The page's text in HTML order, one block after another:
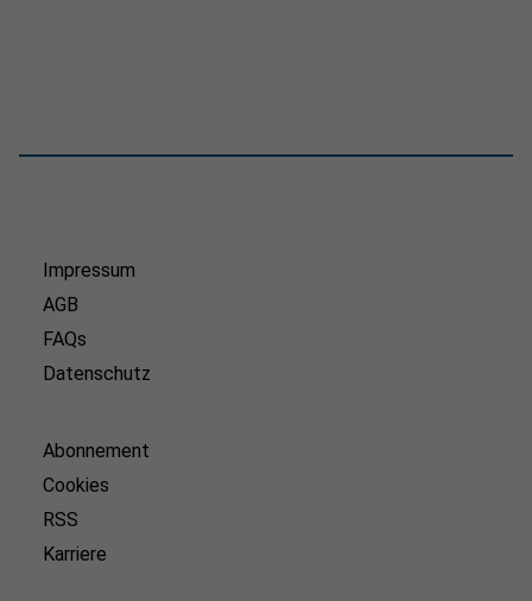
Impressum
AGB
FAQs
Datenschutz
Abonnement
Cookies
RSS
Karriere